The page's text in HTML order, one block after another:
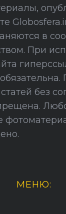
в
При
без
МЕНЮ: